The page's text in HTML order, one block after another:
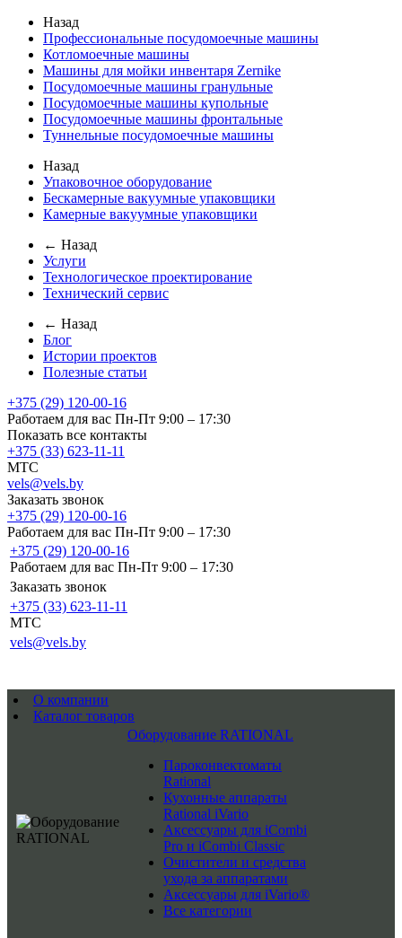
Назад
Профессиональные посудомоечные машины
Котломоечные машины
Машины для мойки инвентаря Zernike
Посудомоечные машины гранульные
Посудомоечные машины купольные
Посудомоечные машины фронтальные
Туннельные посудомоечные машины
Назад
Упаковочное оборудование
Бескамерные вакуумные упаковщики
Камерные вакуумные упаковщики
← Назад
Услуги
Технологическое проектирование
Технический сервис
← Назад
Блог
Истории проектов
Полезные статьи
+375 (29) 120-00-16
Работаем для вас Пн-Пт 9:00 – 17:30
Показать все контакты
+375 (33) 623-11-11
MTC
vels@vels.by
Заказать звонок
+375 (29) 120-00-16
Работаем для вас Пн-Пт 9:00 – 17:30
+375 (29) 120-00-16
Работаем для вас Пн-Пт 9:00 – 17:30
Заказать звонок
+375 (33) 623-11-11
MTC
vels@vels.by
О компании
Каталог товаров
Оборудование RATIONAL
Пароконвектоматы
Rational
Кухонные аппараты
Rational iVario
Аксессуары для iCombi
Pro и iCombi Classic
Очистители и средства
ухода за аппаратами
Аксессуары для iVario®
Все категории